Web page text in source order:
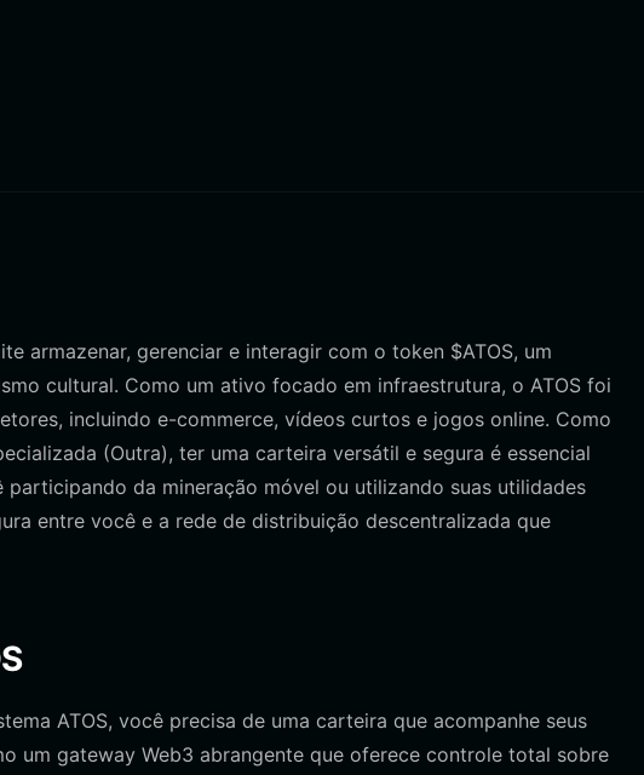
armazenar, gerenciar e interagir com o token $ATOS, um
cultural. Como um ativo focado em infraestrutura, o ATOS foi
incluindo e-commerce, vídeos curtos e jogos online. Como
(Outra), ter uma carteira versátil e segura é essencial
da mineração móvel ou utilizando suas utilidades
entre você e a rede de distribuição descentralizada que
ATOS, você precisa de uma carteira que acompanhe seus
um gateway Web3 abrangente que oferece controle total sobre